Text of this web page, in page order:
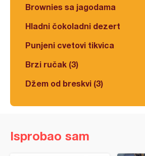
Brownies sa jagodama
Hladni čokoladni dezert
Punjeni cvetovi tikvica
Brzi ručak (3)
Džem od breskvi (3)
Isprobao sam